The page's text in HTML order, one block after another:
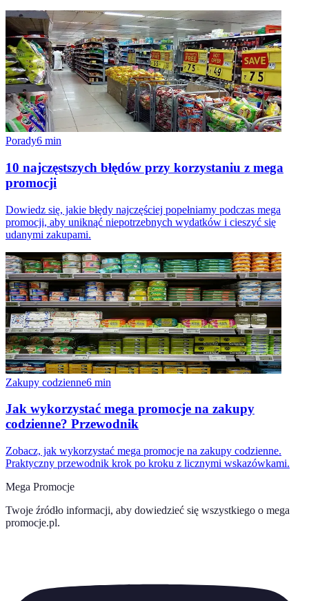
Porady6 min
10 najczęstszych błędów przy korzystaniu z mega
promocji
Dowiedz się, jakie błędy najczęściej popełniamy podczas mega
promocji, aby uniknąć niepotrzebnych wydatków i cieszyć się
udanymi zakupami.
Zakupy codzienne6 min
Jak wykorzystać mega promocje na zakupy
codzienne? Przewodnik
Zobacz, jak wykorzystać mega promocje na zakupy codzienne.
Praktyczny przewodnik krok po kroku z licznymi wskazówkami.
Mega Promocje
Twoje źródło informacji, aby dowiedzieć się wszystkiego o mega
promocje.pl.